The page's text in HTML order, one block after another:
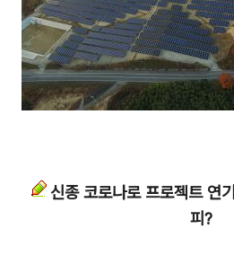
신종 코로나로 프로젝트 연
피?